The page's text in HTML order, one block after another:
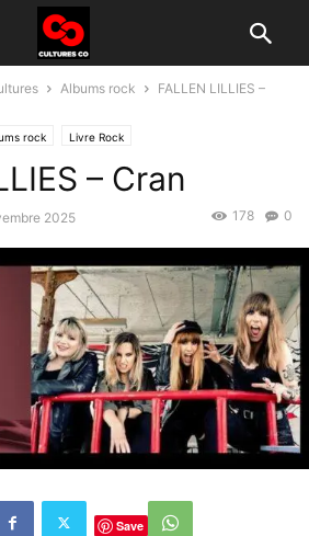
Albums rock
FALLEN LILLIES –
rock Livre Rock
– Cran
2025 0
178
Save